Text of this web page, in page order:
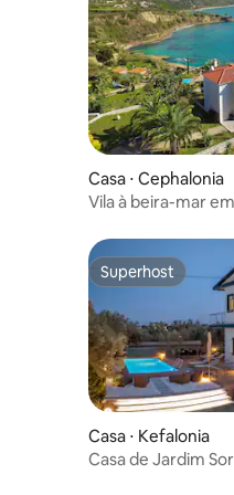
Casa ⋅ Cephalonia
Vila à beira-mar
Superhost
Superhost
Casa ⋅ Kefalonia
Casa de Jardim